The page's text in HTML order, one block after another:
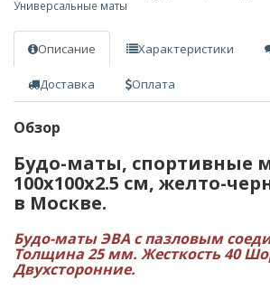
Универсальные маты
Описание Характеристики
Доставка Оплата
Обзор
Будо-маты, спортивные
100х100x2.5 см, желто-
в Москве.
Будо-маты ЭВА с пазловым
Толщина 25 мм. Жесткость 40
Двухсторонние.